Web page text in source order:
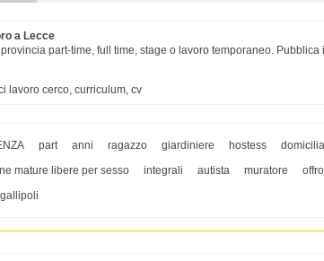
a Lecce
part-time, full time, stage o lavoro temporaneo.
lavoro cerco, curriculum, cv
part anni ragazzo giardiniere hostess
mature libere per sesso integrali autista muratore
gallipoli